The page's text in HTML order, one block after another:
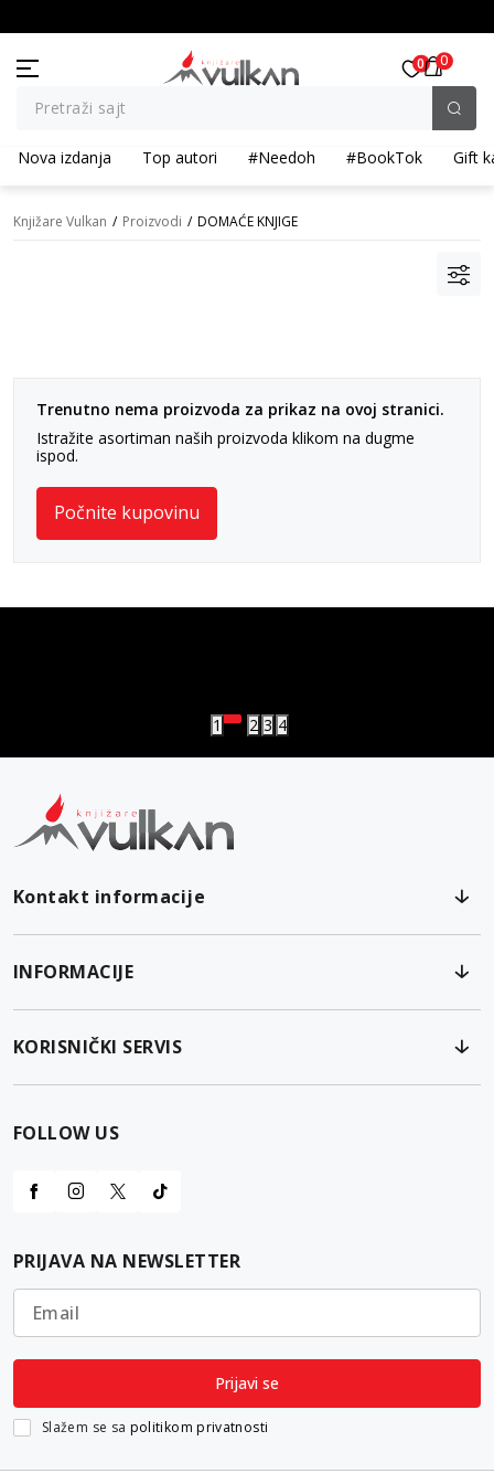
Pretraži sajt
0 0
Nova izdanja Top autori #Needoh #BookTok Gift
Knjižare Vulkan Proizvodi DOMAĆE KNJIGE
Trenutno nema proizvoda za prikaz na ovoj stranici.
Istražite asortiman naših proizvoda klikom na dugme
ispod.
Počnite kupovinu
1 2 3 4
Kontakt informacije
INFORMACIJE
KORISNIČKI SERVIS
FOLLOW US
PRIJAVA NA NEWSLETTER
Email
Prijavi se
Slažem se sa politikom privatnosti